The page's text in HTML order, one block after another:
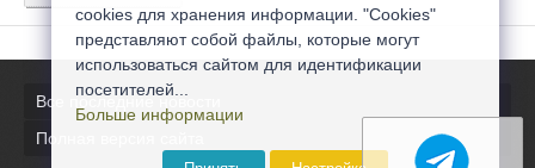
Все последние новости
Полная версия сайта
cookies для хранения информации. "Cookies"
представляют собой файлы, которые могут
использоваться сайтом для идентификации
посетителей...
Больше информации